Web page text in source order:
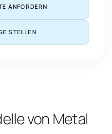
ANFORDERN
STELLEN
von Metal